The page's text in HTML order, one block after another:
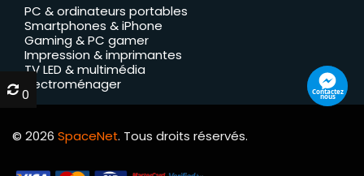
PC & ordinateurs portables
Smartphones & iPhone
Gaming & PC gamer
Impression & imprimantes
TV LED & multimédia
Électroménager
© 2026 SpaceNet. Tous droits réservés.
Contactez
nous
0
0